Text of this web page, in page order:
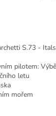
S.73 -
pilotem:
letu
mořem